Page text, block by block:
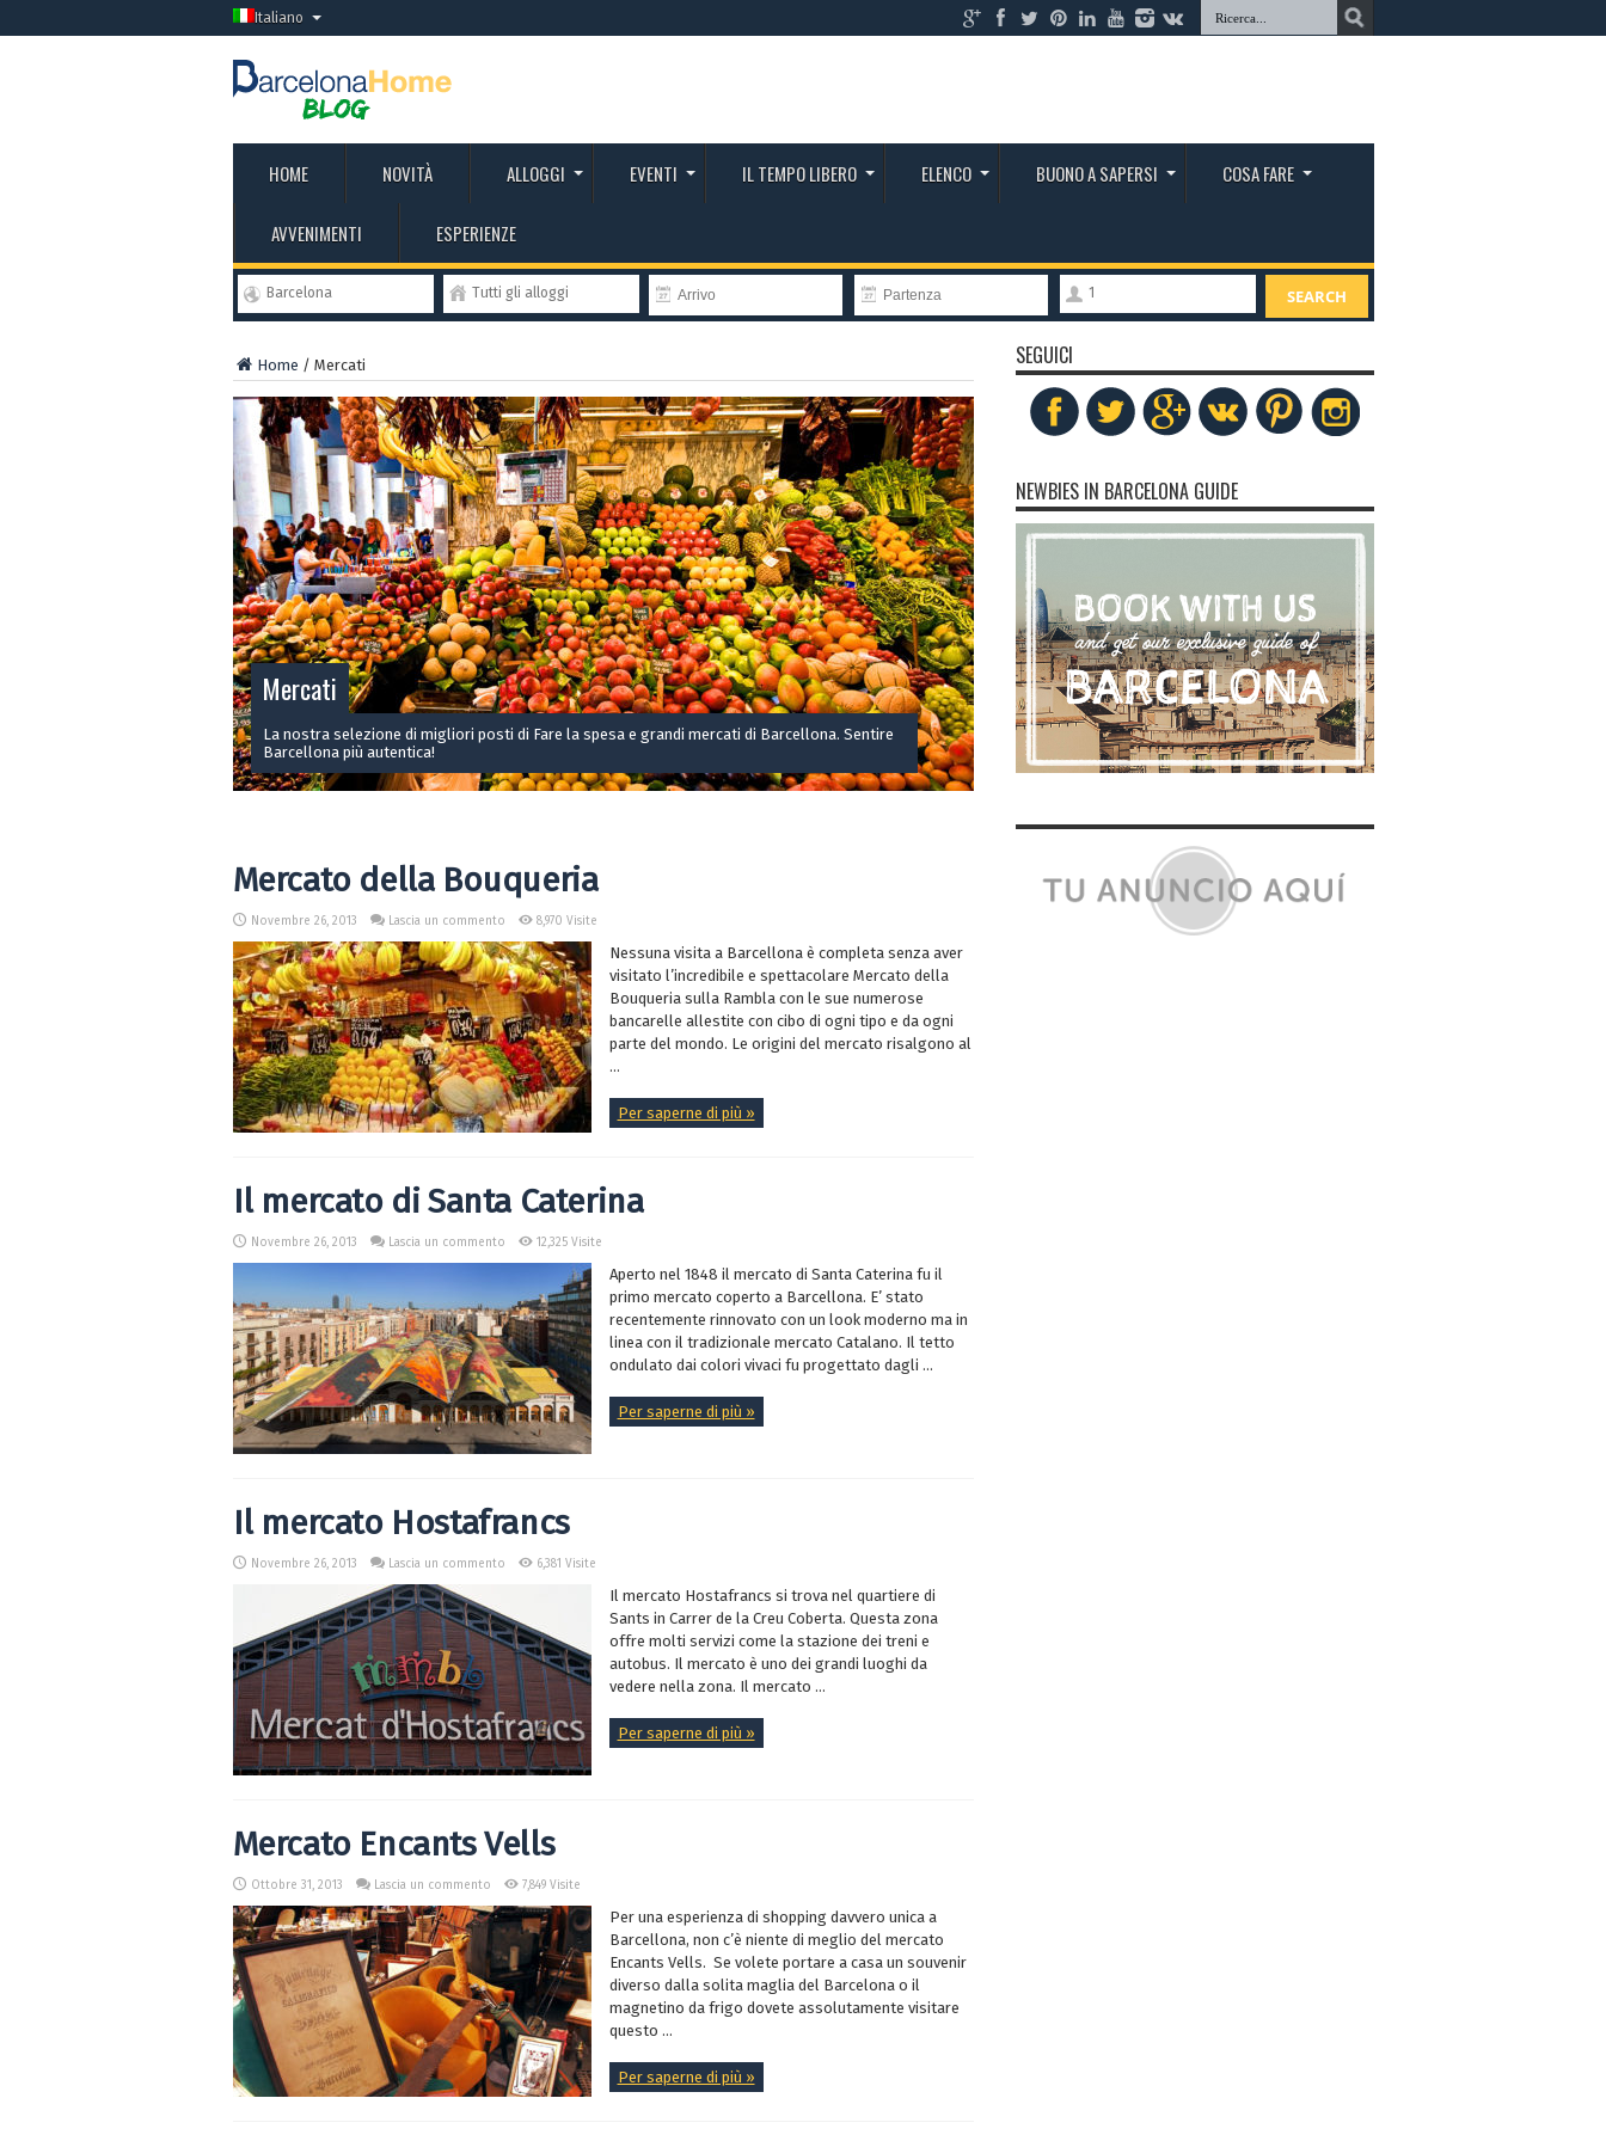
Italiano
HOME NOVITÀ ALLOGGI EVENTI IL TEMPO LIBERO ELENCO BUONO A SAPERSI COSA FARE
AVVENIMENTI ESPERIENZE
Barcelona Tutti gli alloggi 1 SEARCH
Home / Mercati
Mercati
La nostra selezione di migliori posti di Fare la spesa e grandi mercati di Barcellona. Sentire
Barcellona più autentica!
Mercato della Bouqueria
Novembre 26, 2013 Lascia un commento 8,970 Visite
Nessuna visita a Barcellona è completa senza aver
visitato l’incredibile e spettacolare Mercato della
Bouqueria sulla Rambla con le sue numerose
bancarelle allestite con cibo di ogni tipo e da ogni
parte del mondo. Le origini del mercato risalgono al
...
Per saperne di più »
Il mercato di Santa Caterina
Novembre 26, 2013 Lascia un commento 12,325 Visite
Aperto nel 1848 il mercato di Santa Caterina fu il
primo mercato coperto a Barcellona. E’ stato
recentemente rinnovato con un look moderno ma in
linea con il tradizionale mercato Catalano. Il tetto
ondulato dai colori vivaci fu progettato dagli ...
Per saperne di più »
Il mercato Hostafrancs
Novembre 26, 2013 Lascia un commento 6,381 Visite
Il mercato Hostafrancs si trova nel quartiere di
Sants in Carrer de la Creu Coberta. Questa zona
offre molti servizi come la stazione dei treni e
autobus. Il mercato è uno dei grandi luoghi da
vedere nella zona. Il mercato ...
Per saperne di più »
Mercato Encants Vells
Ottobre 31, 2013 Lascia un commento 7,849 Visite
Per una esperienza di shopping davvero unica a
Barcellona, non c’è niente di meglio del mercato
Encants Vells. Se volete portare a casa un souvenir
diverso dalla solita maglia del Barcelona o il
magnetino da frigo dovete assolutamente visitare
questo ...
Per saperne di più »
SEGUICI
NEWBIES IN BARCELONA GUIDE